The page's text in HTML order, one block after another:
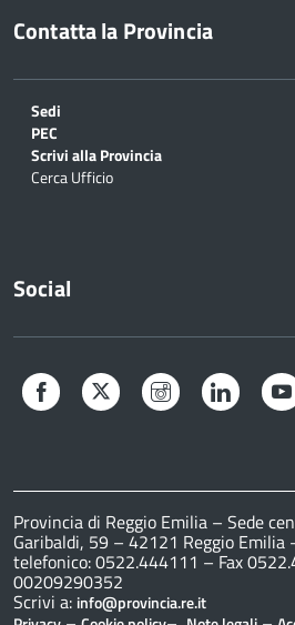
Contatta la Provincia
Sedi
PEC
Scrivi alla Provincia
Cerca Ufficio
Social
Facebook Twitter Instagram
Provincia di Reggio Emilia – Sede
Garibaldi, 59 – 42121 Reggio Emilia
telefonico: 0522.444111 – Fax
00209290352
Scrivi a: info@provincia.re.it